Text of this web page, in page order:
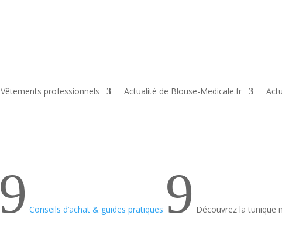
Vêtements professionnels Actualité de Blouse-Medicale.fr
9 Conseils d’achat & guides pratiques 9 Découvrez la tunique